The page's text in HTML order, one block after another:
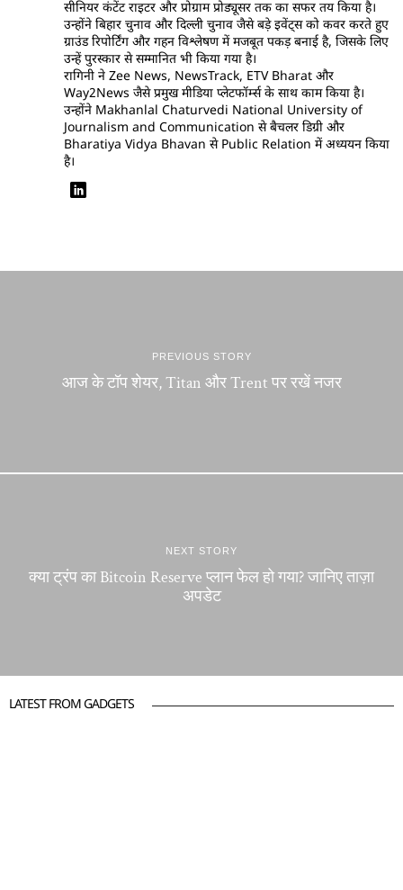
सीनियर कंटेंट राइटर और प्रोग्राम प्रोड्यूसर तक का सफर तय किया है।
उन्होंने बिहार चुनाव और दिल्ली चुनाव जैसे बड़े इवेंट्स को कवर करते हुए
ग्राउंड रिपोर्टिंग और गहन विश्लेषण में मजबूत पकड़ बनाई है, जिसके लिए
उन्हें पुरस्कार से सम्मानित भी किया गया है।
रागिनी ने Zee News, NewsTrack, ETV Bharat और
Way2News जैसे प्रमुख मीडिया प्लेटफॉर्म्स के साथ काम किया है।
उन्होंने Makhanlal Chaturvedi National University of
Journalism and Communication से बैचलर डिग्री और
Bharatiya Vidya Bhavan से Public Relation में अध्ययन किया
है।
PREVIOUS STORY
आज के टॉप शेयर, Titan और Trent पर रखें नजर
NEXT STORY
क्या ट्रंप का Bitcoin Reserve प्लान फेल हो गया? जानिए ताज़ा
अपडेट
LATEST FROM GADGETS